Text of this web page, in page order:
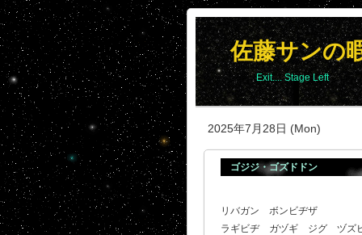
佐藤サンの
Exit.... Stage Left
2025年7月28日 (Mon)
ゴジジ・ゴズドドン
リバガン ボンビヂザ
ラギビヂ ガヅギ ジグ ヅズ